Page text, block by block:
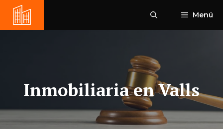
Saltar
contenido
Menú
Inmobiliaria en Valls